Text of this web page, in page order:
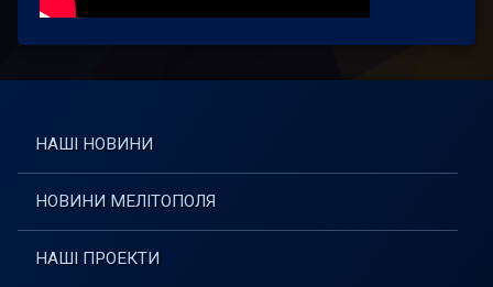
НАШІ НОВИНИ
НОВИНИ МЕЛІТОПОЛЯ
НАШІ ПРОЕКТИ